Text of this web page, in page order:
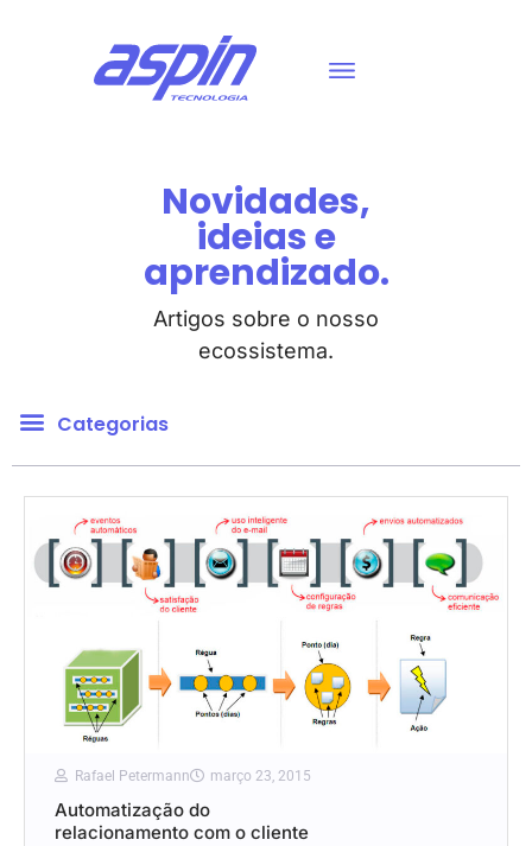
Novidades,
ideias e
aprendizado.
Artigos sobre o nosso
ecossistema.
Categorias
Rafael Petermann março 23, 2015
Automatização do
relacionamento com o cliente